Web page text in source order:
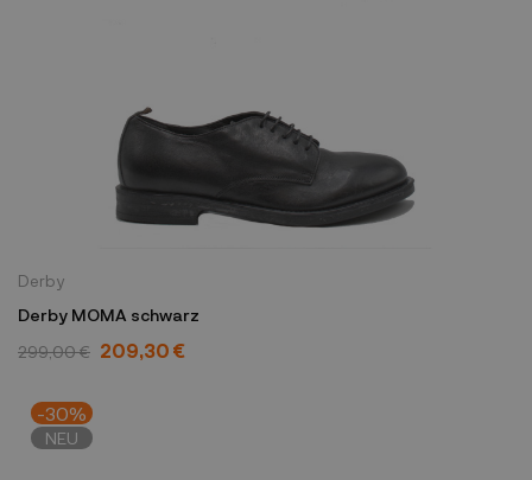
Derby
Derby MOMA schwarz
299,00 € 209,30 €
-30%
NEU